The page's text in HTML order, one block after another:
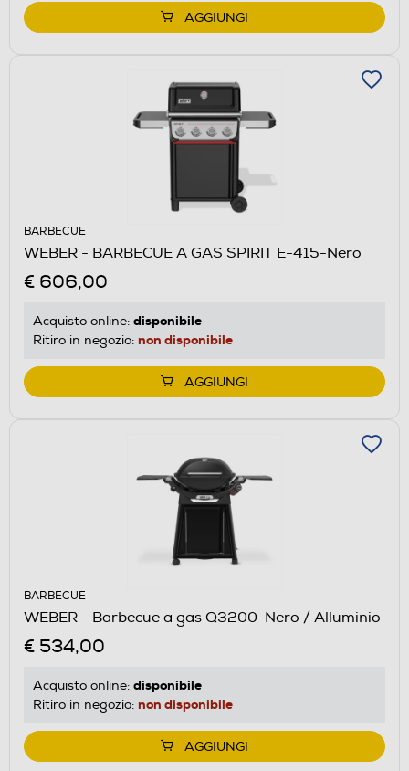
AGGIUNGI
BARBECUE
WEBER - BARBECUE A GAS SPIRIT E-415-Nero
€ 606,00
Acquisto online: disponibile
Ritiro in negozio: non disponibile
AGGIUNGI
BARBECUE
WEBER - Barbecue a gas Q3200-Nero / Alluminio
€ 534,00
Acquisto online: disponibile
Ritiro in negozio: non disponibile
AGGIUNGI